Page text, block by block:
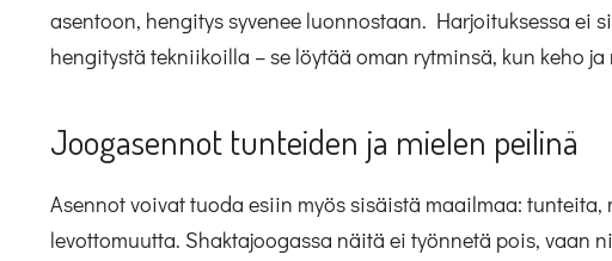
asentoon, hengitys syvenee luonnostaan. Harjoituksessa ei
hengitystä tekniikoilla – se löytää oman rytminsä, kun keho
Joogasennot tunteiden ja mielen peilinä
Asennot voivat tuoda esiin myös sisäistä maailmaa: tunteita,
levottomuutta. Shaktajoogassa näitä ei työnnetä pois, vaan